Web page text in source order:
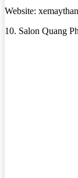
Website:
10. Salon Quang